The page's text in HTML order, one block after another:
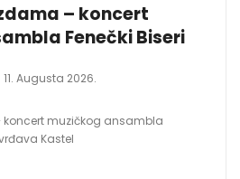
– koncert
Fenečki Biseri
11. Augusta 2026.
koncert muzičkog ansambla
Kastel